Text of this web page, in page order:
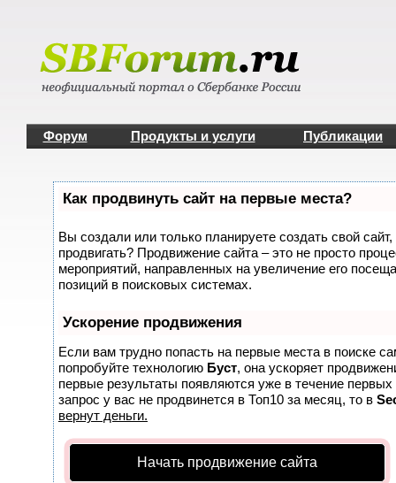
Форум Продукты и услуги Публикации
Как продвинуть сайт на первые места?
Вы создали или только планируете создать свой сайт,
продвигать? Продвижение сайта – это не просто
мероприятий, направленных на увеличение его
позиций в поисковых системах.
Ускорение продвижения
Если вам трудно попасть на первые места в поиске
попробуйте технологию Буст, она ускоряет
первые результаты появляются уже в течение
запрос у вас не продвинется в Топ10 за месяц, то в
вернут деньги.
Начать продвижение сайта